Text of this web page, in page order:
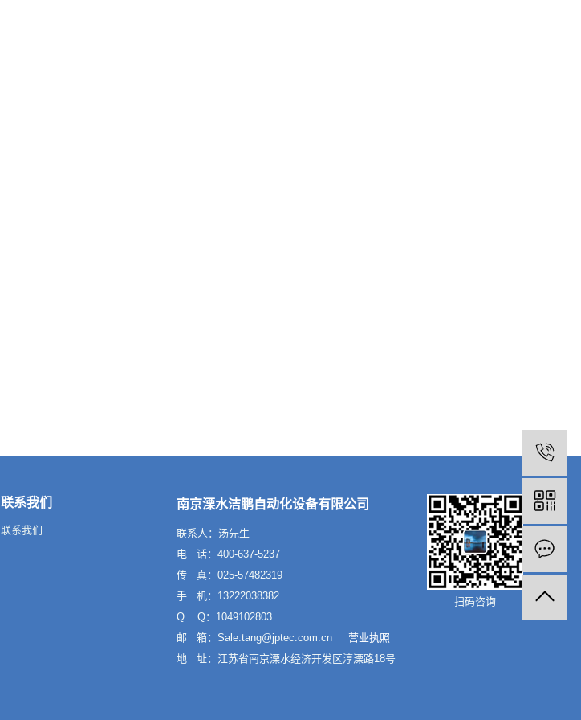
联系我们
联系我们
南京溧水洁鹏自动化设备有限公司
联系人：汤先生
电 话：400-637-5237
传 真：025-57482319
手 机：13222038382
Q Q：1049102803
邮 箱：Sale.tang@jptec.com.cn 营业执照
地 址：江苏省南京溧水经济开发区淳溧路18号
扫码咨询